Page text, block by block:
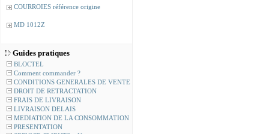
COURROIES référence origine
MD 1012Z
Guides pratiques
BLOCTEL
Comment commander ?
CONDITIONS GENERALES DE VENTE
DROIT DE RETRACTATION
FRAIS DE LIVRAISON
LIVRAISON DELAIS
MEDIATION DE LA CONSOMMATION
PRESENTATION